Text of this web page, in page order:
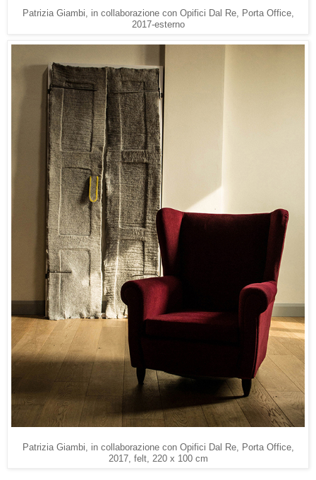
Patrizia Giambi, in collaborazione con Opifici Dal Re, Porta Office,
2017-esterno
Patrizia Giambi, in collaborazione con Opifici Dal Re, Porta Office,
2017, felt, 220 x 100 cm